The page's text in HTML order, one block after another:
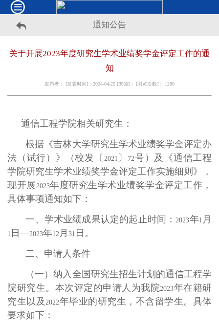
通知公告
关于开展2023年度研究生学术业绩奖学金评定工作的通
知
发布者： [发表时间]：2024-04-25 [来源]： [浏览次数]： 1280
通信工程学院相关研究生：
根据《吉林大学研究生学术业绩奖学金评定办
法（试行）》（校发〔 2021 〕 72号）及《通信工程
学院研究生学术业绩奖学金评定工作实施细则》，
现开展2023年度研究生学术业绩奖学金评定工作，
具体事项通知如下：
一、学术业绩成果认定的起止时间：2023年1 月
1 日—2023年12 月 31 日。
二、申请人条件
（一）纳入全国研究生招生计划的通信工程学
院研究生。本次评定的申请人为我院2023年在籍研
究生以及 2022年毕业的研究生，不含留学生。具体
要求如下：